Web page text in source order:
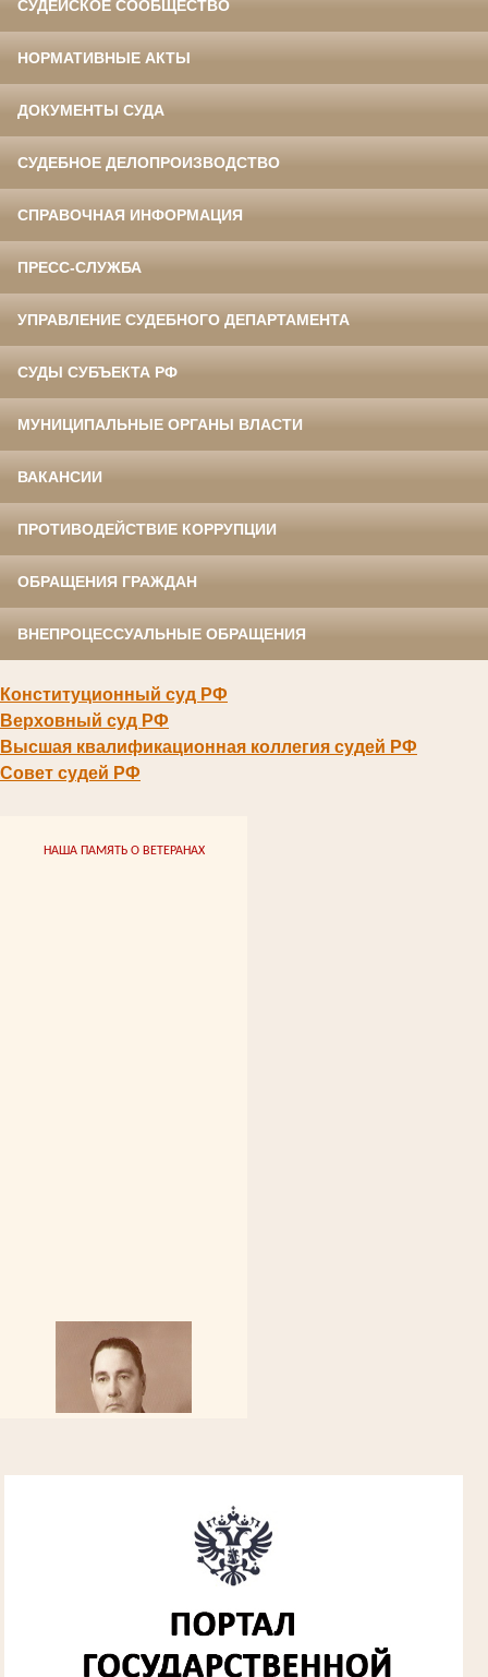
СУДЕЙСКОЕ СООБЩЕСТВО
НОРМАТИВНЫЕ АКТЫ
ДОКУМЕНТЫ СУДА
СУДЕБНОЕ ДЕЛОПРОИЗВОДСТВО
СПРАВОЧНАЯ ИНФОРМАЦИЯ
ПРЕСС-СЛУЖБА
УПРАВЛЕНИЕ СУДЕБНОГО ДЕПАРТАМЕНТА
СУДЫ СУБЪЕКТА РФ
МУНИЦИПАЛЬНЫЕ ОРГАНЫ ВЛАСТИ
ВАКАНСИИ
ПРОТИВОДЕЙСТВИЕ КОРРУПЦИИ
ОБРАЩЕНИЯ ГРАЖДАН
ВНЕПРОЦЕССУАЛЬНЫЕ ОБРАЩЕНИЯ
Конституционный суд РФ
Верховный суд РФ
Высшая квалификационная коллегия судей РФ
Совет судей РФ
НАША ПАМЯТЬ О ВЕТЕРАНАХ
Алферьев Сергей Григорьевич
Участник Великой Отечественной войны
Председатель Губкинского городского